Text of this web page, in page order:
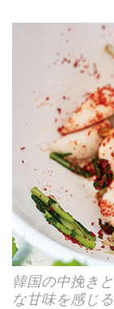
韓国の中挽き
な甘味を感じる